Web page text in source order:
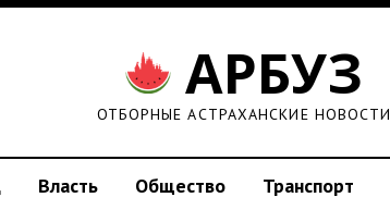
АРБУЗ
ОТБОРНЫЕ АСТРАХАНСКИЕ НОВОСТИ
Власть Общество Транспорт